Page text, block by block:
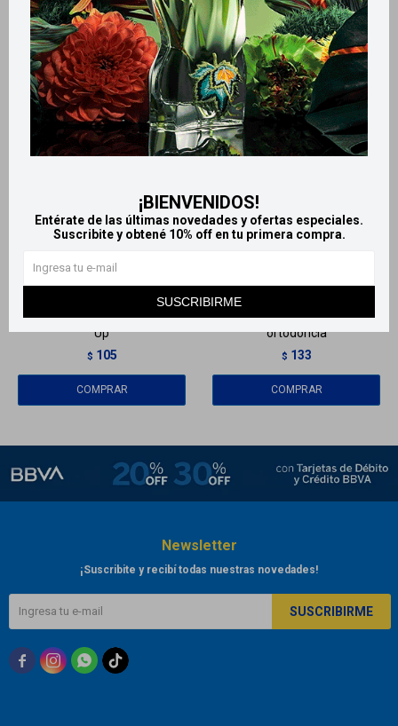
¡BIENVENIDOS!
Entérate de las últimas novedades y ofertas especiales.
Suscribite y obtené 10% off en tu primera compra.
SUSCRIBIRME
HOY
Llega en
Cepillo Dental Infantil Fresh
Up
$ 105
HOY
Gum cepillo suave para
ortodoncia
$ 133
Newsletter
¡Suscribite y recibí todas nuestras novedades!
SUSCRIBIRME
  